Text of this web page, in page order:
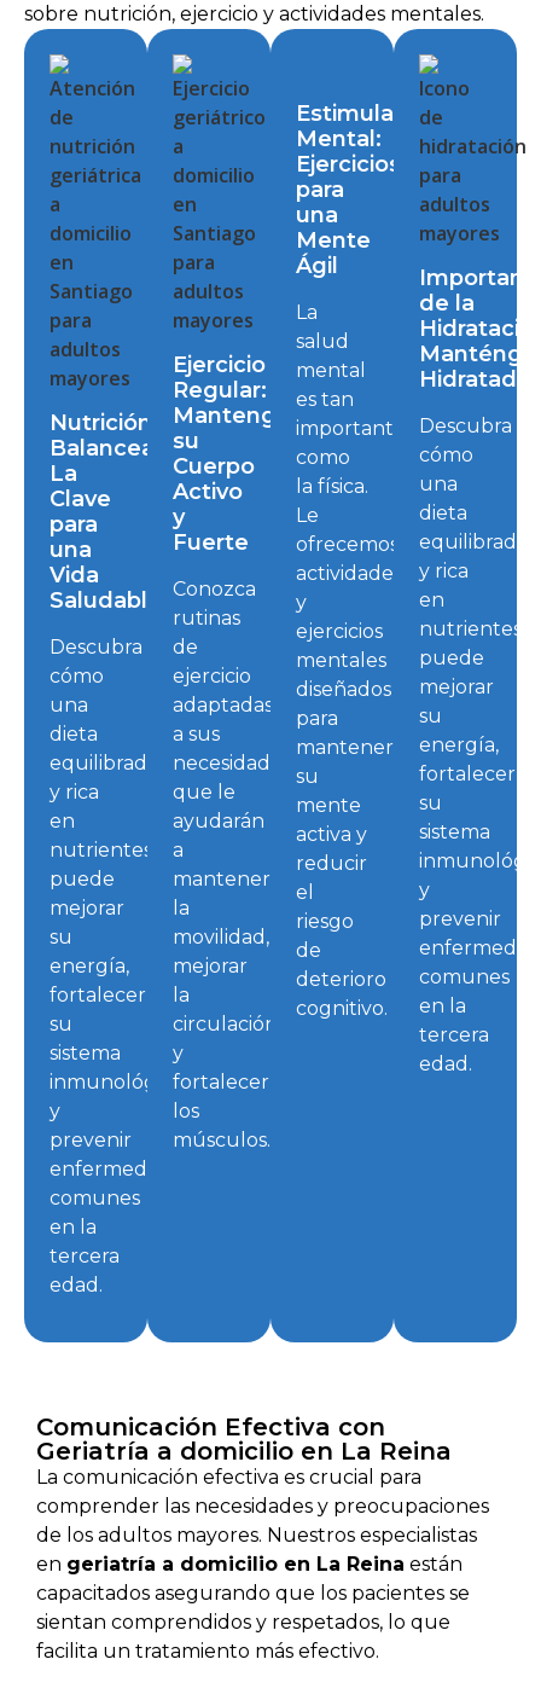
sobre nutrición, ejercicio y actividades mentales.
Nutrición
Balanceada:
La
Clave
para
una
Vida
Saludable
Descubra
cómo
una
dieta
equilibrada
y rica
en
nutrientes
puede
mejorar
su
energía,
fortalecer
su
sistema
inmunológico
y
prevenir
enfermedades
comunes
en la
tercera
edad.
Ejercicio
Regular:
Mantenga
su
Cuerpo
Activo
y
Fuerte
Conozca
rutinas
de
ejercicio
adaptadas
a sus
necesidades
que le
ayudarán
a
mantener
la
movilidad,
mejorar
la
circulación
y
fortalecer
los
músculos.
Estimulación
Mental:
Ejercicios
para
una
Mente
Ágil
La
salud
mental
es tan
importante
como
la física.
Le
ofrecemos
actividades
y
ejercicios
mentales
diseñados
para
mantener
su
mente
activa y
reducir
el
riesgo
de
deterioro
cognitivo.
de la
Hidratado
Descubra
cómo
una
dieta
equilibrada
y rica
en
nutrientes
puede
mejorar
su
energía,
fortalecer
su
sistema
y
prevenir
comunes
en la
tercera
edad.
Comunicación Efectiva con
Geriatría a domicilio en La Reina
La comunicación efectiva es crucial para
comprender las necesidades y preocupaciones
de los adultos mayores. Nuestros especialistas
en geriatría a domicilio en La Reina están
capacitados asegurando que los pacientes se
sientan comprendidos y respetados, lo que
facilita un tratamiento más efectivo.